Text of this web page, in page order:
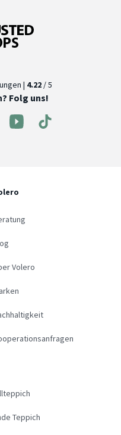
| 4.22 / 5
Folg uns!
Volero
Teppich